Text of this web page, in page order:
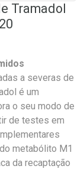
Tramadol
a severas de
é um
o seu modo de
de testes em
metabólito M1
da recaptação